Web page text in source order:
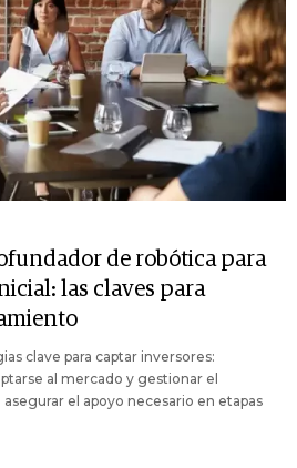
de robótica para
las claves para
clave para captar inversores:
al mercado y gestionar el
el apoyo necesario en etapas